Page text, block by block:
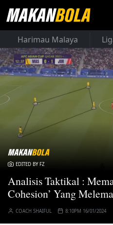
Harimau Malaya
EDITED BY FZ
Analisis Taktikal :
Cohesion’ Yang
COACH SHAIFUL 8:10PM 16/01/2024